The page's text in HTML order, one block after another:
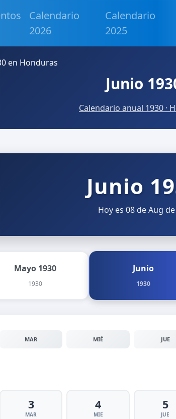
Calendario
2026
Calendario
2025
en Honduras
Junio
Calendario anual 1930 ·
Junio
Hoy es 08 de Aug
Mayo 1930
1930
Junio
1930
MAR MIÉ JUE
3
MAR
4
MIE
5
JUE